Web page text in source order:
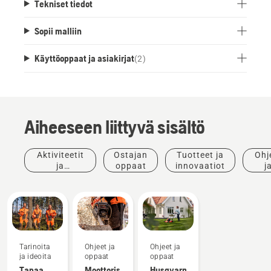
Tekniset tiedot
Sopii malliin
Käyttöoppaat ja asiakirjat(2)
Aiheeseen liittyvä sisältö
Aktiviteetit
ja
Ostajan
oppaat
Tuotteet ja
innovaatiot
Tarinoita
ja ideoita
Ohjeet ja
oppaat
Ohjeet ja
oppaat